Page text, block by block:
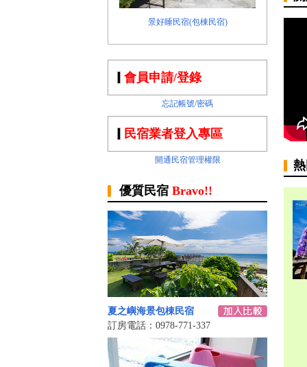
景好睡民宿(包棟民宿)
會員申請/登錄
忘記帳號/密碼
民宿業者登入專區
開通民宿管理權限
優質民宿 Bravo!!
夏之嶼海景包棟民宿
訂房電話：0978-771-337